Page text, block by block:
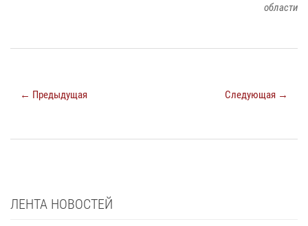
области
← Предыдущая Следующая →
ЛЕНТА НОВОСТЕЙ